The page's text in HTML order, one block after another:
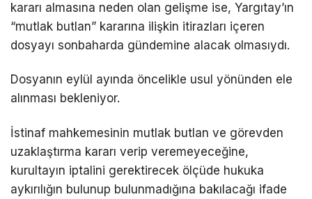
kararı almasına neden olan gelişme ise, Yargıtay’ın
“mutlak butlan” kararına ilişkin itirazları içeren
dosyayı sonbaharda gündemine alacak olmasıydı.
Dosyanın eylül ayında öncelikle usul yönünden ele
alınması bekleniyor.
İstinaf mahkemesinin mutlak butlan ve görevden
uzaklaştırma kararı verip veremeyeceğine,
kurultayın iptalini gerektirecek ölçüde hukuka
aykırılığın bulunup bulunmadığına bakılacağı ifade